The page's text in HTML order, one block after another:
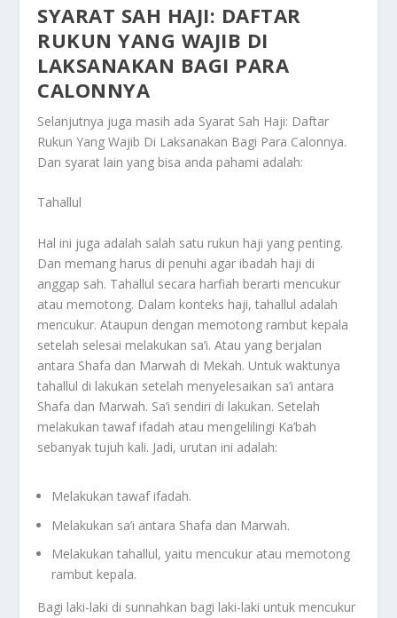
SYARAT SAH HAJI: DAFTAR
RUKUN YANG WAJIB DI
LAKSANAKAN BAGI PARA
CALONNYA
Selanjutnya juga masih ada Syarat Sah Haji: Daftar
Rukun Yang Wajib Di Laksanakan Bagi Para Calonnya.
Dan syarat lain yang bisa anda pahami adalah:
Tahallul
Hal ini juga adalah salah satu rukun haji yang penting.
Dan memang harus di penuhi agar ibadah haji di
anggap sah. Tahallul secara harfiah berarti mencukur
atau memotong. Dalam konteks haji, tahallul adalah
mencukur. Ataupun dengan memotong rambut kepala
setelah selesai melakukan sa’i. Atau yang berjalan
antara Shafa dan Marwah di Mekah. Untuk waktunya
tahallul di lakukan setelah menyelesaikan sa’i antara
Shafa dan Marwah. Sa’i sendiri di lakukan. Setelah
melakukan tawaf ifadah atau mengelilingi Ka’bah
sebanyak tujuh kali. Jadi, urutan ini adalah:
Melakukan tawaf ifadah.
Melakukan sa’i antara Shafa dan Marwah.
Melakukan tahallul, yaitu mencukur atau memotong
rambut kepala.
Bagi laki-laki di sunnahkan bagi laki-laki untuk mencukur